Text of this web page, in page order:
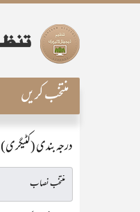
منتخب کریں
درجہ بندی